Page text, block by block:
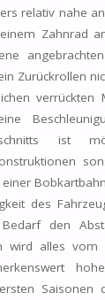
relativ nahe
Zahnrad
Zurückrollen
verrückten
ist
des
den
wird alles vom
Saisonen